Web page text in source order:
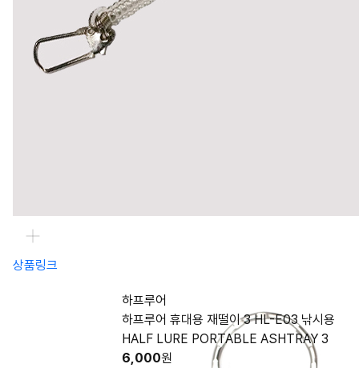
상품링크
하프루어
하프루어 휴대용 재떨이 3 HL-E03 낚시용
HALF LURE PORTABLE ASHTRAY 3
6,000원